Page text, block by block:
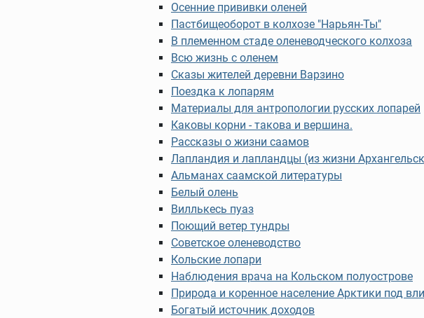
Осенние прививки оленей
Пастбищеоборот в колхозе "Нарьян-Ты"
В племенном стаде оленеводческого колхоза
Всю жизнь с оленем
Сказы жителей деревни Варзино
Поездка к лопарям
Материалы для антропологии русских лопарей
Каковы корни - такова и вершина.
Рассказы о жизни саамов
Лапландия и лапландцы (из жизни
Альманах саамской литературы
Белый олень
Виллькесь пуаз
Поющий ветер тундры
Советское оленеводство
Кольские лопари
Наблюдения врача на Кольском полуострове
Природа и коренное население Арктики под
Богатый источник доходов